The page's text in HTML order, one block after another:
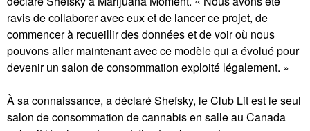
ravis de collaborer avec eux et de lancer ce projet, de
commencer à recueillir des données et de voir où nous
pouvons aller maintenant avec ce modèle qui a évolué pour
devenir un salon de consommation exploité légalement. »
À sa connaissance, a déclaré Shefsky, le Club Lit est le seul
salon de consommation de cannabis en salle au Canada